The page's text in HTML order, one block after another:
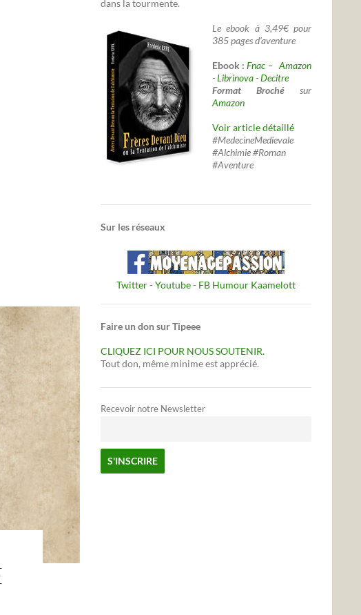
dans la tourmente.
Le ebook à 3,49€ pour
385 pages d'aventure
Ebook :Fnac – Amazon
-Librinova-Decitre
Format Broché sur
Amazon
Voir article détaillé
#MedecineMedievale
#Alchimie #Roman
#Aventure
Sur les réseaux
Twitter- Youtube- FB Humour Kaamelott
Faire un don sur Tipeee
CLIQUEZ ICI POUR NOUS SOUTENIR.
Tout don, même minime est apprécié.
Recevoir notre Newsletter